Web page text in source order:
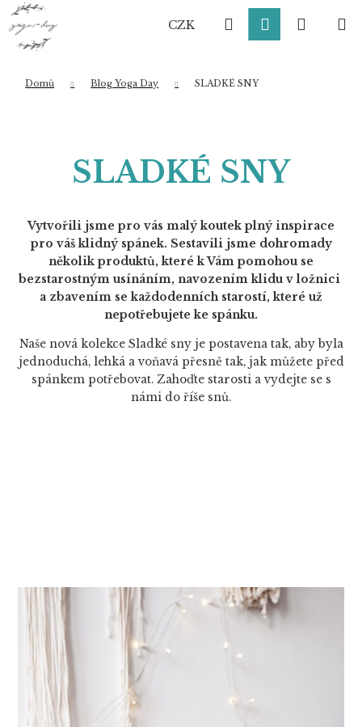
Přejít
obsah
CZK HledatPřihlášení
Domů Blog Yoga Day SLADKÉ SNY
SLADKÉ SNY
Vytvořili jsme pro vás malý koutek plný inspirace
pro váš klidný spánek. Sestavili jsme dohromady
několik produktů, které k Vám pomohou se
bezstarostným usínáním, navozením klidu v ložnici
a zbavením se každodenních starostí, které už
nepotřebujete ke spánku.
Naše nová kolekce Sladké sny je postavena tak, aby byla
jednoduchá, lehká a voňavá přesně tak, jak můžete před
spánkem potřebovat. Zahoďte starosti a vydejte se s
námi do říše snů.
K
o
Zpět
Zpět
HLEDAT
Doporučujeme